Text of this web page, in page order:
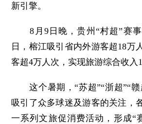
新引擎。
8月9日晚，贵州“村超”赛事
日，榕江吸引省内外游客超18万
客超4万人次，实现旅游综合收入
这个暑期，“苏超”“浙超”“赣
吸引了众多球迷及游客的关注，
一系列文旅促消费活动，形成“